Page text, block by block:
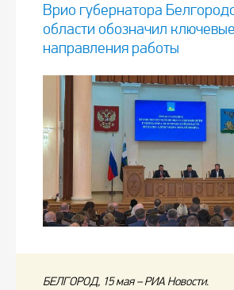
Врио губернатора
области обозначил ключевые
направления работы
БЕЛГОРОД, 15 мая – РИА Новости.